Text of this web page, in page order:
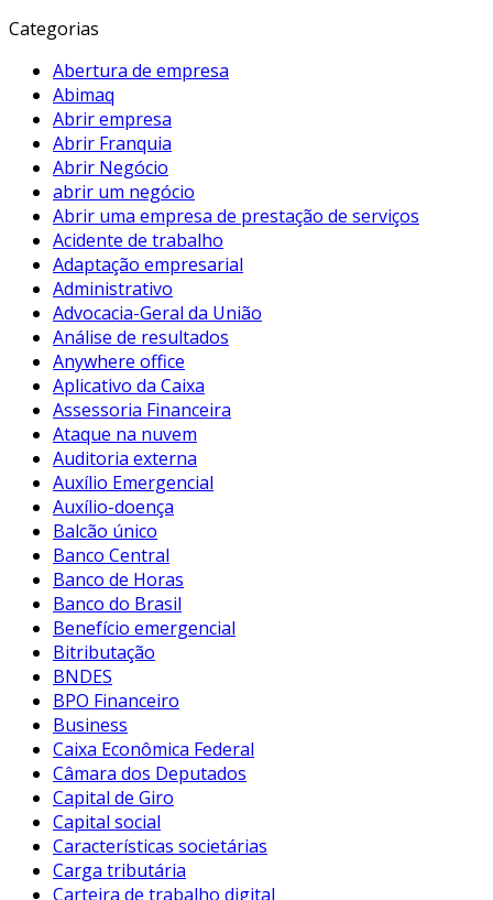
Categorias
Abertura de empresa
Abimaq
Abrir empresa
Abrir Franquia
Abrir Negócio
abrir um negócio
Abrir uma empresa de prestação de serviços
Acidente de trabalho
Adaptação empresarial
Administrativo
Advocacia-Geral da União
Análise de resultados
Anywhere office
Aplicativo da Caixa
Assessoria Financeira
Ataque na nuvem
Auditoria externa
Auxílio Emergencial
Auxílio-doença
Balcão único
Banco Central
Banco de Horas
Banco do Brasil
Benefício emergencial
Bitributação
BNDES
BPO Financeiro
Business
Caixa Econômica Federal
Câmara dos Deputados
Capital de Giro
Capital social
Características societárias
Carga tributária
Carteira de trabalho digital